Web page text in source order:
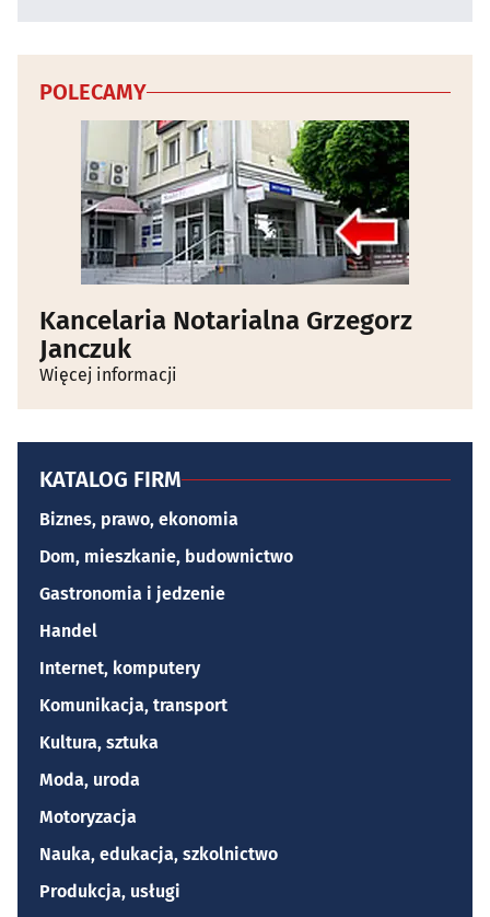
POLECAMY
Kancelaria Notarialna Grzegorz
Janczuk
Więcej informacji
KATALOG FIRM
Biznes, prawo, ekonomia
Dom, mieszkanie, budownictwo
Gastronomia i jedzenie
Handel
Internet, komputery
Komunikacja, transport
Kultura, sztuka
Moda, uroda
Motoryzacja
Nauka, edukacja, szkolnictwo
Produkcja, usługi